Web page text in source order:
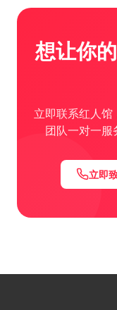
想让你
立即联系红人
团队一对一服
立即